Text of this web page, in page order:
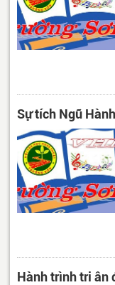
Sự tích Ngũ
Hành trình tri ân